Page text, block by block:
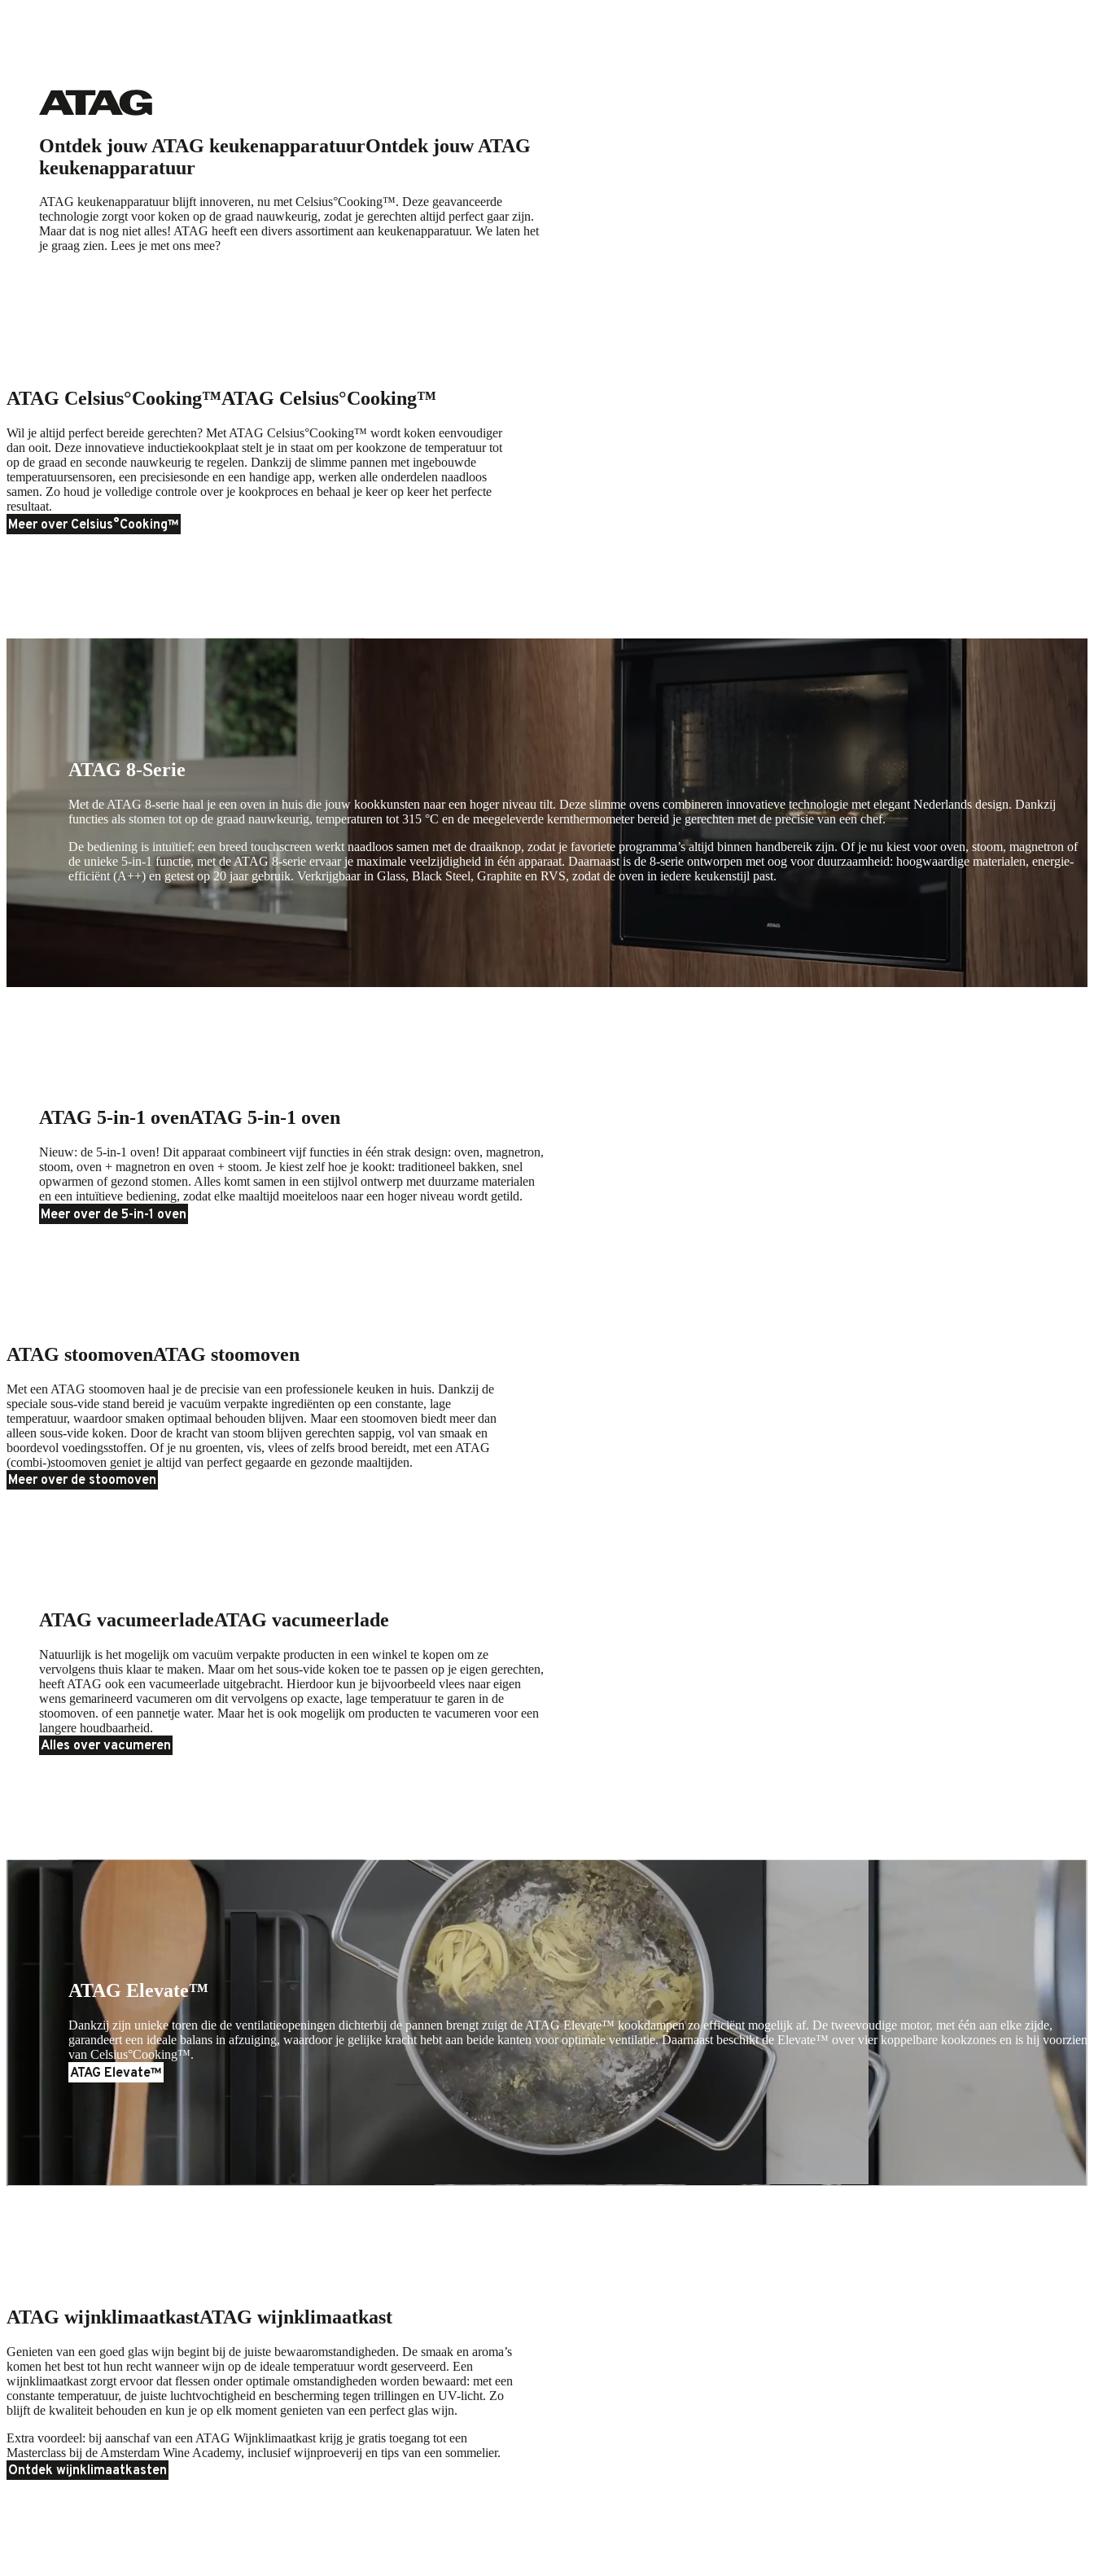
Ontdek jouw ATAG keukenapparatuurOntdek jouw ATAG
keukenapparatuur
ATAG keukenapparatuur blijft innoveren, nu met Celsius°Cooking™. Deze geavanceerde
technologie zorgt voor koken op de graad nauwkeurig, zodat je gerechten altijd perfect gaar zijn.
Maar dat is nog niet alles! ATAG heeft een divers assortiment aan keukenapparatuur. We laten het
je graag zien. Lees je met ons mee?
ATAG Celsius°Cooking™ATAG Celsius°Cooking™
Wil je altijd perfect bereide gerechten? Met ATAG Celsius°Cooking™ wordt koken eenvoudiger
dan ooit. Deze innovatieve inductiekookplaat stelt je in staat om per kookzone de temperatuur tot
op de graad en seconde nauwkeurig te regelen. Dankzij de slimme pannen met ingebouwde
temperatuursensoren, een precisiesonde en een handige app, werken alle onderdelen naadloos
samen. Zo houd je volledige controle over je kookproces en behaal je keer op keer het perfecte
resultaat.
Meer over Celsius°Cooking™
NieuwNieuw
ATAG 8-Serie
Met de ATAG 8-serie haal je een oven in huis die jouw kookkunsten naar een hoger niveau tilt. Deze slimme ovens combineren innovatieve technologie met elegant Nederlands design. Dankzij
functies als stomen tot op de graad nauwkeurig, temperaturen tot 315 °C en de meegeleverde kernthermometer bereid je gerechten met de precisie van een chef.
De bediening is intuïtief: een breed touchscreen werkt naadloos samen met de draaiknop, zodat je favoriete programma’s altijd binnen handbereik zijn. Of je nu kiest voor oven, stoom, magnetron of
de unieke 5-in-1 functie, met de ATAG 8-serie ervaar je maximale veelzijdigheid in één apparaat. Daarnaast is de 8-serie ontworpen met oog voor duurzaamheid: hoogwaardige materialen, energie-
efficiënt (A++) en getest op 20 jaar gebruik. Verkrijgbaar in Glass, Black Steel, Graphite en RVS, zodat de oven in iedere keukenstijl past.
ATAG 5-in-1 ovenATAG 5-in-1 oven
Nieuw: de 5-in-1 oven! Dit apparaat combineert vijf functies in één strak design: oven, magnetron,
stoom, oven + magnetron en oven + stoom. Je kiest zelf hoe je kookt: traditioneel bakken, snel
opwarmen of gezond stomen. Alles komt samen in een stijlvol ontwerp met duurzame materialen
en een intuïtieve bediening, zodat elke maaltijd moeiteloos naar een hoger niveau wordt getild.
Meer over de 5-in-1 oven
ATAG stoomovenATAG stoomoven
Met een ATAG stoomoven haal je de precisie van een professionele keuken in huis. Dankzij de
speciale sous-vide stand bereid je vacuüm verpakte ingrediënten op een constante, lage
temperatuur, waardoor smaken optimaal behouden blijven. Maar een stoomoven biedt meer dan
alleen sous-vide koken. Door de kracht van stoom blijven gerechten sappig, vol van smaak en
boordevol voedingsstoffen. Of je nu groenten, vis, vlees of zelfs brood bereidt, met een ATAG
(combi-)stoomoven geniet je altijd van perfect gegaarde en gezonde maaltijden.
Meer over de stoomoven
ATAG vacumeerladeATAG vacumeerlade
Natuurlijk is het mogelijk om vacuüm verpakte producten in een winkel te kopen om ze
vervolgens thuis klaar te maken. Maar om het sous-vide koken toe te passen op je eigen gerechten,
heeft ATAG ook een vacumeerlade uitgebracht. Hierdoor kun je bijvoorbeeld vlees naar eigen
wens gemarineerd vacumeren om dit vervolgens op exacte, lage temperatuur te garen in de
stoomoven. of een pannetje water. Maar het is ook mogelijk om producten te vacumeren voor een
langere houdbaarheid.
Alles over vacumeren
Kookplaat met afzuigingKookplaat met afzuiging
ATAG Elevate™
Dankzij zijn unieke toren die de ventilatieopeningen dichterbij de pannen brengt zuigt de ATAG Elevate™ kookdampen zo efficiënt mogelijk af. De tweevoudige motor, met één aan elke zijde,
garandeert een ideale balans in afzuiging, waardoor je gelijke kracht hebt aan beide kanten voor optimale ventilatie. Daarnaast beschikt de Elevate™ over vier koppelbare kookzones en is hij voorzien
van Celsius°Cooking™.
ATAG Elevate™
ATAG wijnklimaatkastATAG wijnklimaatkast
Genieten van een goed glas wijn begint bij de juiste bewaaromstandigheden. De smaak en aroma’s
komen het best tot hun recht wanneer wijn op de ideale temperatuur wordt geserveerd. Een
wijnklimaatkast zorgt ervoor dat flessen onder optimale omstandigheden worden bewaard: met een
constante temperatuur, de juiste luchtvochtigheid en bescherming tegen trillingen en UV-licht. Zo
blijft de kwaliteit behouden en kun je op elk moment genieten van een perfect glas wijn.
Extra voordeel: bij aanschaf van een ATAG Wijnklimaatkast krijg je gratis toegang tot een
Masterclass bij de Amsterdam Wine Academy, inclusief wijnproeverij en tips van een sommelier.
Ontdek wijnklimaatkasten